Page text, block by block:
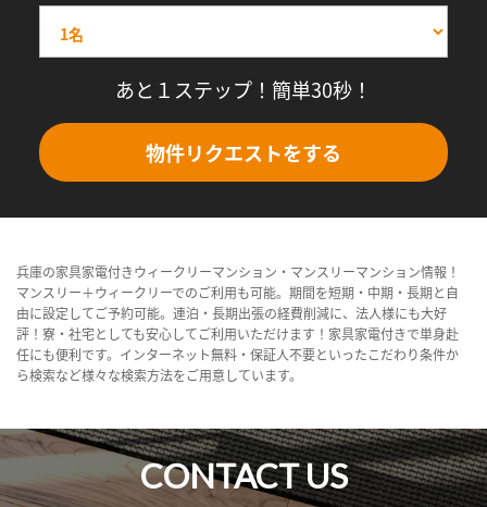
あと１ステップ！簡単30秒！
物件リクエストをする
兵庫の家具家電付きウィークリーマンション・マンスリーマンション情報！
マンスリー＋ウィークリーでのご利用も可能。期間を短期・中期・長期と自
由に設定してご予約可能。連泊・長期出張の経費削減に、法人様にも大好
評！寮・社宅としても安心してご利用いただけます！家具家電付きで単身赴
任にも便利です。インターネット無料・保証人不要といったこだわり条件か
ら検索など様々な検索方法をご用意しています。
CONTACT US